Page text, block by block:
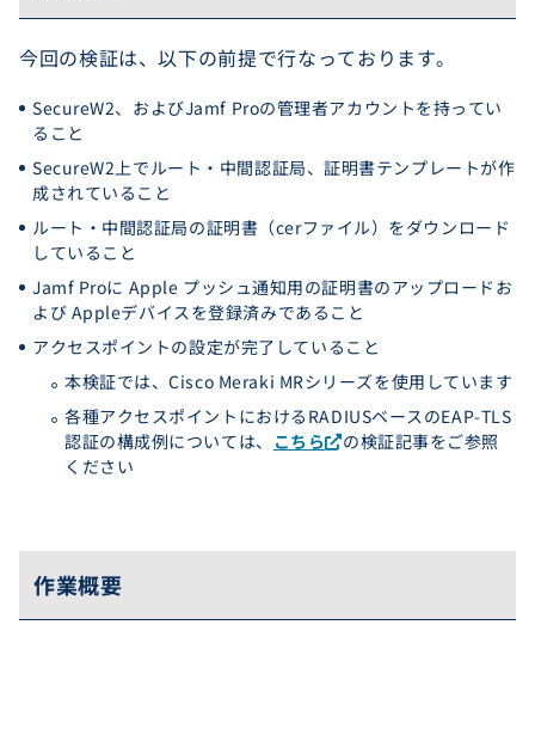
今回の検証は、以下の前提で行なっております。
SecureW2、およびJamf Proの管理者アカウントを持ってい
ること
SecureW2上でルート・中間認証局、証明書テンプレートが作
成されていること
ルート・中間認証局の証明書（cerファイル）をダウンロード
していること
Jamf Proに Apple プッシュ通知用の証明書のアップロードお
よび Appleデバイスを登録済みであること
アクセスポイントの設定が完了していること
本検証では、Cisco Meraki MRシリーズを使用しています
各種アクセスポイントにおけるRADIUSベースのEAP-TLS
認証の構成例については、 こちら
の検証記事をご参照
ください
作業概要